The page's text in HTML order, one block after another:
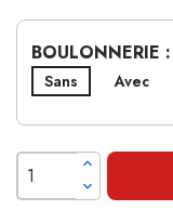
BOULONNERIE
Sans Avec